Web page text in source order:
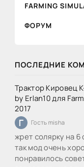
FARMING
ФОРУМ
ПОСЛЕДНИЕ
Трактор Кировец
by Erlan10 для
2017
Г Гость misha
жрет солярку на 6
так мод очень
понравилось